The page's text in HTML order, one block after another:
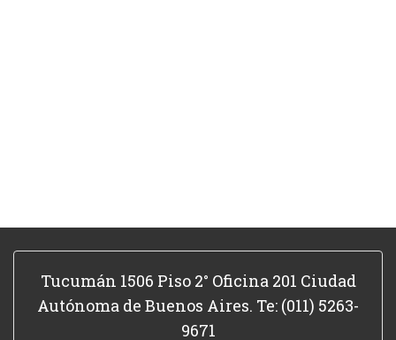
Tucumán 1506 Piso 2° Oficina 201 Ciudad
Autónoma de Buenos Aires. Te: (011) 5263-
9671